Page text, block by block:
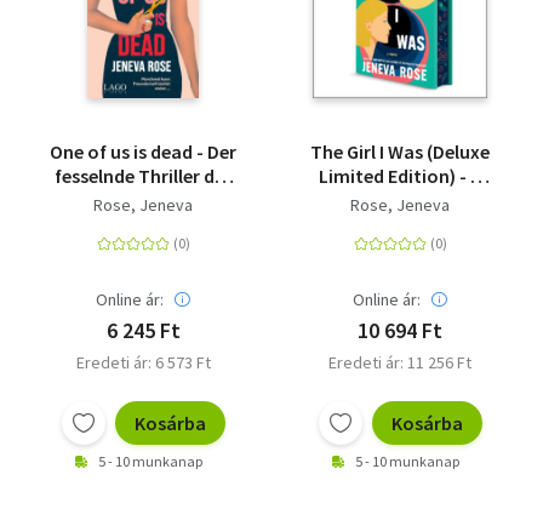
One of us is dead - Der
fesselnde Thriller der
Millionen-
Jeneva Rose über
tödliche Geheimnisse
Rose, Jeneva
Online ár:
6 245 Ft
Eredeti ár: 6 573 Ft
Kosárba
5 - 10 munkanap
The Girl I Was (Deluxe
Limited Edition) - A
Novel
Rose, Jeneva
Online ár:
10 694 Ft
Eredeti ár: 11 256 Ft
Kosárba
5 - 10 munkanap